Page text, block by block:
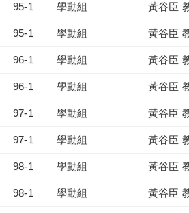
95-1 學動組 黃谷臣
95-1 學動組 黃谷臣
96-1 學動組 黃谷臣
96-1 學動組 黃谷臣
97-1 學動組 黃谷臣
97-1 學動組 黃谷臣
98-1 學動組 黃谷臣
98-1 學動組 黃谷臣